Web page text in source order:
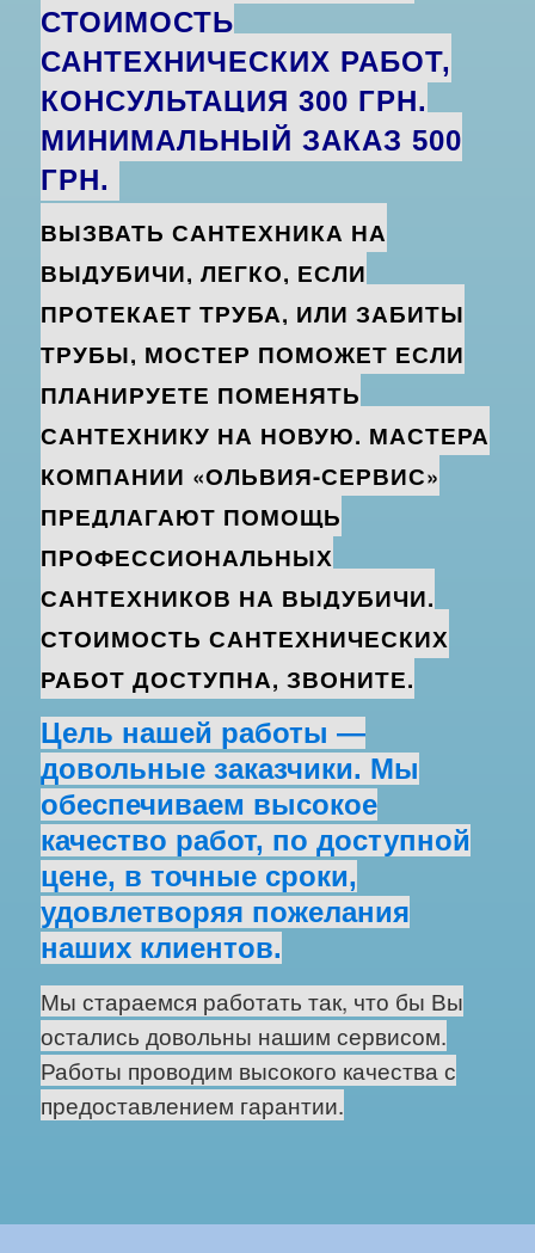
СТОИМОСТЬ
САНТЕХНИЧЕСКИХ РАБОТ,
КОНСУЛЬТАЦИЯ 300 ГРН.
МИНИМАЛЬНЫЙ ЗАКАЗ 500
ГРН.
ВЫЗВАТЬ САНТЕХНИКА НА
ВЫДУБИЧИ, ЛЕГКО, ЕСЛИ
ПРОТЕКАЕТ ТРУБА, ИЛИ ЗАБИТЫ
ТРУБЫ, МОСТЕР ПОМОЖЕТ ЕСЛИ
ПЛАНИРУЕТЕ ПОМЕНЯТЬ
САНТЕХНИКУ НА НОВУЮ. МАСТЕРА
КОМПАНИИ «ОЛЬВИЯ-СЕРВИС»
ПРЕДЛАГАЮТ ПОМОЩЬ
ПРОФЕССИОНАЛЬНЫХ
САНТЕХНИКОВ НА ВЫДУБИЧИ.
СТОИМОСТЬ САНТЕХНИЧЕСКИХ
РАБОТ ДОСТУПНА, ЗВОНИТЕ.
Цель нашей работы —
довольные заказчики. Мы
обеспечиваем высокое
качество работ, по доступной
цене, в точные сроки,
удовлетворяя пожелания
наших клиентов.
Мы стараемся работать так, что бы Вы
остались довольны нашим сервисом.
Работы проводим высокого качества с
предоставлением гарантии.